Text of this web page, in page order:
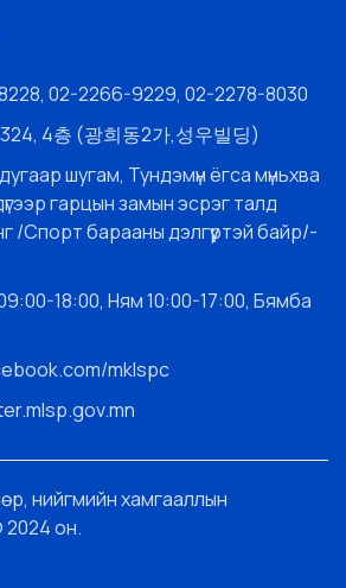
02-2266-9229, 02-2278-8030
4층 (광희동2가,성우빌딩)
шугам, Тундэмүн ёгса мүньхва
гарцын замын эсрэг талд
/Спорт барааны дэлгүүртэй байр/-
18:00, Ням 10:00-17:00, Бямба
mklspc
нийгмийн хамгааллын
2024 он.